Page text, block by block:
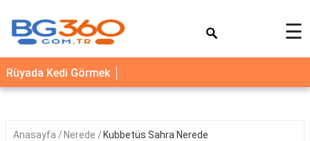
YEMEK
TARİFLERİ
☰
Rüyada Kedi Görmek
Anasayfa Nerede Kubbetüs Sahra Nerede